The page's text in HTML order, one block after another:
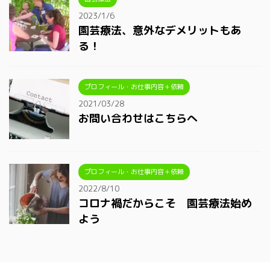
2023/1/6
園芸療法、意外なデメリットもあ
る！
プロフィール・お仕事内容＋依頼
2021/03/28
お問い合わせはこちらへ
プロフィール・お仕事内容＋依頼
2022/8/10
コロナ禍だからこそ 園芸療法始め
よう